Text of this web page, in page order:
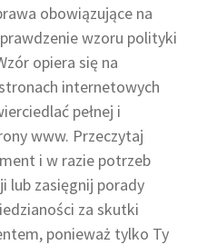
obowiązujące na
wzoru polityki
opiera się na
internetowych
pełnej i
www. Przeczytaj
i w razie potrzeb
lub zasięgnij porady
za skutki
ponieważ tylko Ty